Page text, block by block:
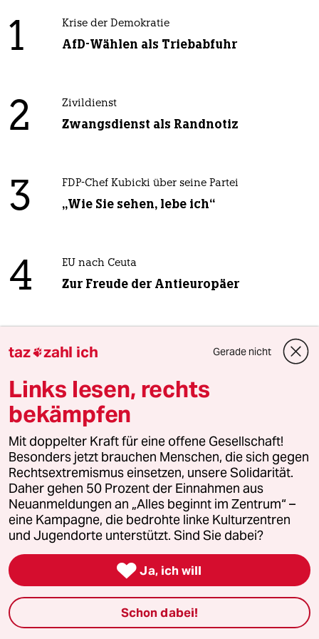
1 Krise der Demokratie
AfD-Wählen als Triebabfuhr
2 Zivildienst
Zwangsdienst als Randnotiz
3 FDP-Chef Kubicki über seine Partei
„Wie Sie sehen, lebe ich“
4 EU nach Ceuta
Zur Freude der Antieuropäer
5
6 Enorme Gewinne für Ölkonzerne
Bitte abschöpfen!
taz
Ressorts
taz zahl ich Gerade nicht
Links lesen, rechts
bekämpfen
Mit doppelter Kraft für eine offene Gesellschaft!
Besonders jetzt brauchen Menschen, die sich gegen
Rechtsextremismus einsetzen, unsere Solidarität.
Daher gehen 50 Prozent der Einnahmen aus
Neuanmeldungen an „Alles beginnt im Zentrum“ –
eine Kampagne, die bedrohte linke Kulturzentren
und Jugendorte unterstützt. Sind Sie dabei?
 Ja, ich will
Schon dabei!